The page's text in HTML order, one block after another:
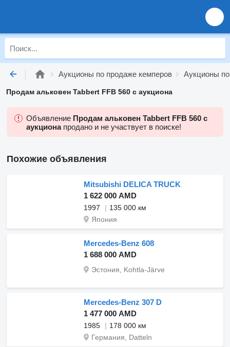
Аукционы по продаже кемперов Аукционы
Продам альковен Tabbert FFB 560 с аукциона
Объявление Продам альковен Tabbert FFB 560 с
аукционапродано и не участвует в поиске!
Похожие объявления
Mitsubishi DELICA TRUCK
1 622 000 AMD
1997
135 000 км
Япония
Mercedes-Benz 608
1 688 000 AMD
Эстония, Kohtla-Järve
Mercedes-Benz 307 D
1 477 000 AMD
1985
178 000 км
Германия, Datteln